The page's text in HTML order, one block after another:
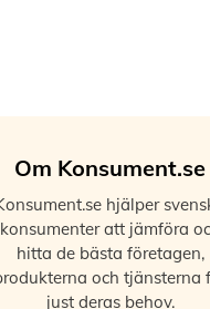
Om Konsument.se
hjälper
konsumenter att jämföra
hitta de bästa företagen,
och tjänsterna
just deras behov.